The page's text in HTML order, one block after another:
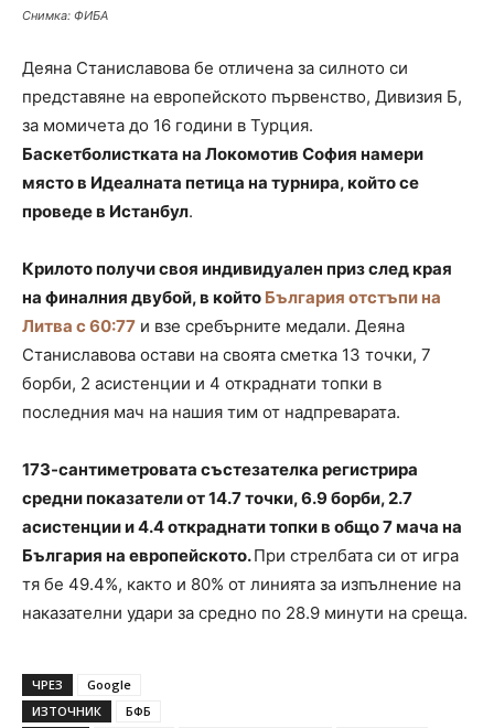
Снимка: ФИБА
Деяна Станиславова бе отличена за силното си
представяне на европейското първенство, Дивизия Б,
за момичета до 16 години в Турция.
Баскетболистката на Локомотив София намери
място в Идеалната петица на турнира, който се
проведе в Истанбул.
Крилото получи своя индивидуален приз след края
на финалния двубой, в който България отстъпи на
Литва с 60:77 и взе сребърните медали. Деяна
Станиславова остави на своята сметка 13 точки, 7
борби, 2 асистенции и 4 откраднати топки в
последния мач на нашия тим от надпреварата.
173-сантиметровата състезателка регистрира
средни показатели от 14.7 точки, 6.9 борби, 2.7
асистенции и 4.4 откраднати топки в общо 7 мача на
България на европейското.При стрелбата си от игра
тя бе 49.4%, както и 80% от линията за изпълнение на
наказателни удари за средно по 28.9 минути на среща.
ЧРЕЗ
Google
ИЗТОЧНИК
БФБ